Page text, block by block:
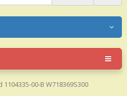
1104335-00-B W718369S300